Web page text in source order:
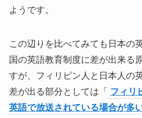
ようです。
この辺りを比べてみても日本の
国の英語教育制度に差が出来る
すが、フィリピン人と日本人の
差が出る部分としては「 フィリ
英語で放送されている場合が多